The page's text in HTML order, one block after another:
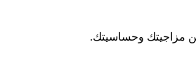
مزاجيتك وحساسيتك.